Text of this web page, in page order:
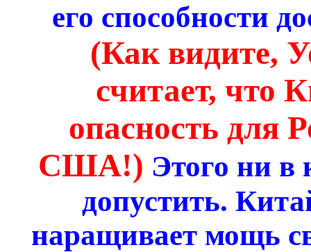
его способности
(Как видите,
считает, что
опасность для
США!) Этого ни в
допустить.
наращивает мощь